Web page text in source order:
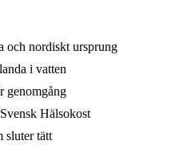
och nordiskt ursprung
i vatten
genomgång
Hälsokost
sluter tätt